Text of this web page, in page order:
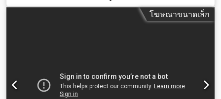
หมายเลขเครื่องจักร/ยานพาหนะ:MZpf001, อุปกรณ์:เครื่องหมาย
โฆษณาขนาดเล็ก